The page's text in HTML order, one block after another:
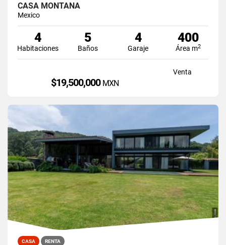
CASA MONTAÑA
Mexico
4
Habitaciones
5
Baños
4
Garaje
400
Área m2
Venta
$19,500,000 MXN
CASA RENTA